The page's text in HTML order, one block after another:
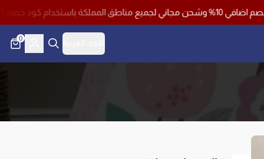
0